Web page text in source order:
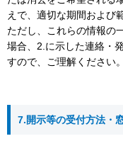
えで、適切な期間および
ただし、これらの情報の
場合、2.に示した連絡・
すので、ご理解ください。
7.開示等の受付方法・